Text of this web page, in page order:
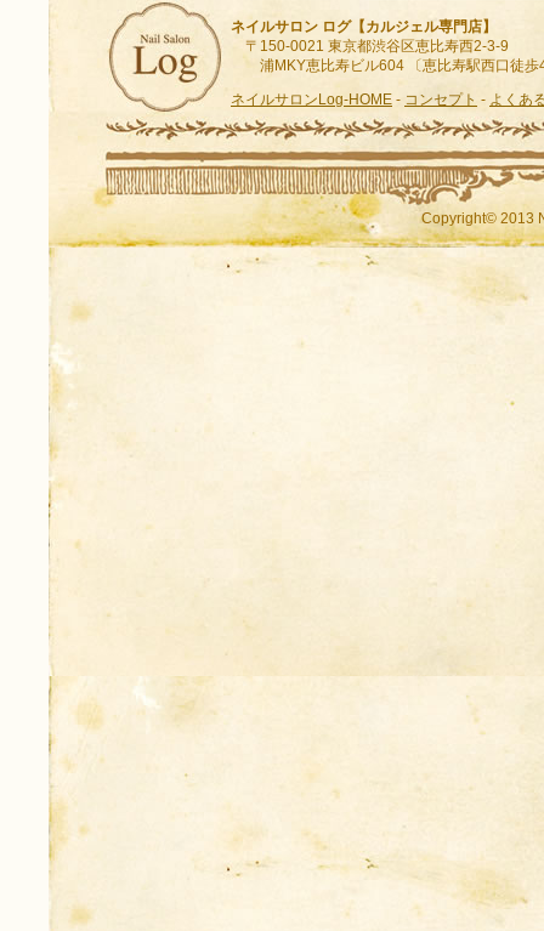
ネイルサロン ログ【カルジェル専門店】
〒150-0021 東京都渋谷区恵比寿西2-3-9
浦MKY恵比寿ビル604 〔恵比寿駅西口徒歩
ネイルサロンLog-HOME - コンセプト - よくあ
Copyright© 2013